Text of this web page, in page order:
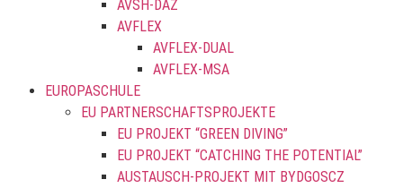
AVSH-DAZ
AVFLEX
AVFLEX-DUAL
AVFLEX-MSA
EUROPASCHULE
EU PARTNERSCHAFTSPROJEKTE
EU PROJEKT “GREEN DIVING”
EU PROJEKT “CATCHING THE POTENTIAL”
AUSTAUSCH-PROJEKT MIT BYDGOSCZ